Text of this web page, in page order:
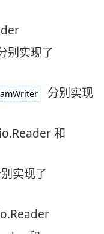
别实现了
分别实现
和
实现了